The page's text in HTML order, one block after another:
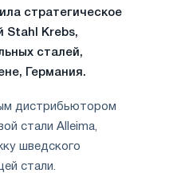
стратегическое
Stahl Krebs,
сталей,
Германия.
дистрибьютором
стали Alleima,
шведского
стали.